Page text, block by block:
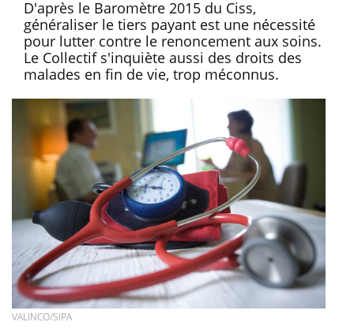
D'après le Baromètre 2015 du Ciss,
généraliser le tiers payant est une nécessité
pour lutter contre le renoncement aux soins.
Le Collectif s'inquiète aussi des droits des
malades en fin de vie, trop méconnus.
VALINCO/SIPA